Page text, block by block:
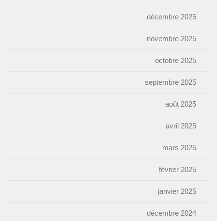
décembre 2025
novembre 2025
octobre 2025
septembre 2025
août 2025
avril 2025
mars 2025
février 2025
janvier 2025
décembre 2024